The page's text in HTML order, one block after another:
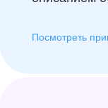
Посмотреть